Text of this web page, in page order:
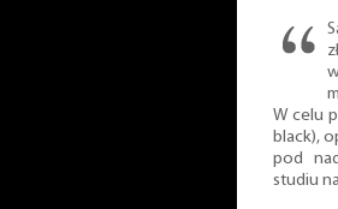
W celu
black),
pod
studiu